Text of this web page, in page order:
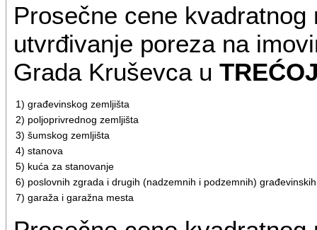
Prosečne cene
utvrđivanje poreza na
Grada Kruševca u
1) građevinskog zemljišta
2) poljoprivrednog zemljišta
3) šumskog zemljišta
4) stanova
5) kuća za stanovanje
6) poslovnih zgrada i drugih (nadzemnih i podzemnih)
7) garaža i garažna mesta